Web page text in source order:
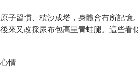
子習慣、積沙成塔，身體會有所記
來又改採尿布包高呈青蛙腿。這些
情